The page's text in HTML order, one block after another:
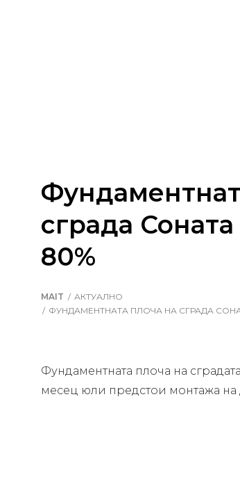
сграда
80%
MAIT
АКТУАЛНО
ФУНДАМЕНТНАТА ПЛОЧА НА СГРАДА
Фундаментната плоча на
месец юли предстои монтажа на